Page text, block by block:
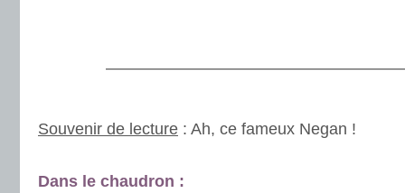
Souvenir de lecture : Ah, ce fameux Negan !
Dans le chaudron :